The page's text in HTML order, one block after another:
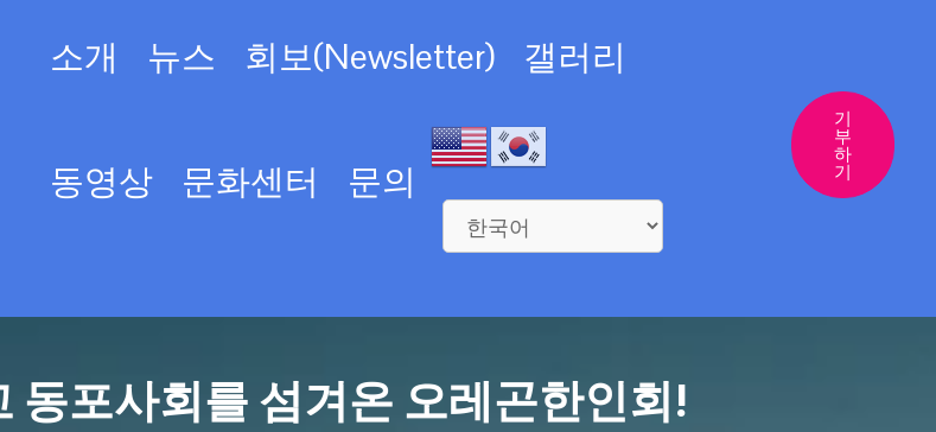
소개 뉴스 회보(Newsletter) 갤러리
동영상 문화센터 문의
기
부
하
기
동포사회를 섬겨온 오레곤한인회!